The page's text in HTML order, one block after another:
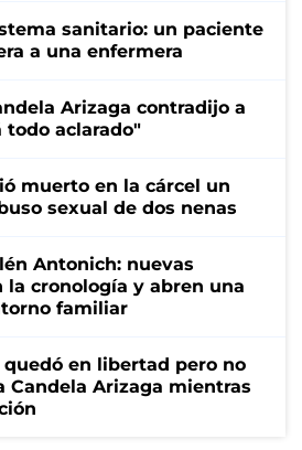
sanitario: un paciente
a una enfermera
Arizaga contradijo a
todo aclarado"
muerto en la cárcel un
sexual de dos nenas
Antonich: nuevas
la cronología y abren una
familiar
quedó en libertad pero no
Candela Arizaga mientras